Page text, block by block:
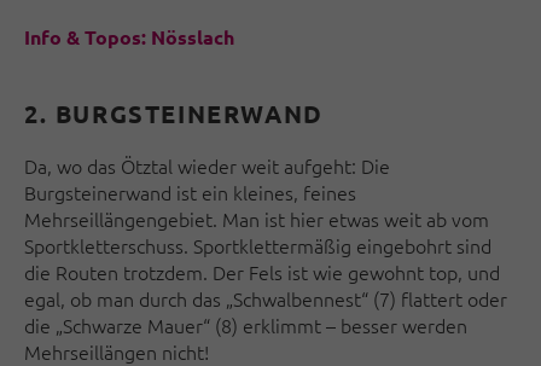
Info & Topos: Nösslach
2. BURGSTEINERWAND
Da, wo das Ötztal wieder weit aufgeht: Die
Burgsteinerwand ist ein kleines, feines
Mehrseillängengebiet. Man ist hier etwas weit ab vom
Sportkletterschuss. Sportklettermäßig eingebohrt sind
die Routen trotzdem. Der Fels ist wie gewohnt top, und
egal, ob man durch das „Schwalbennest“ (7) flattert oder
die „Schwarze Mauer“ (8) erklimmt – besser werden
Mehrseillängen nicht!